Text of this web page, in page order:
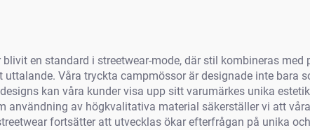
en standard i streetwear-mode, där stil kombineras
Våra tryckta campmössor är designade inte
kan våra kunder visa upp sitt varumärkes unika
användning av högkvalitativa material säkerställer vi att
fortsätter att utvecklas ökar efterfrågan på unika